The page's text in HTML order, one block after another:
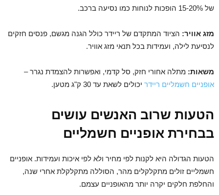
של 15-20% הופכות לנוחות כמו נסיעה ברכב.
מזג אוויר: הציוד המתקדם של ריידר כולל הגנה מגשם, פנסים חזקים
לנסיעת לילה, ועמידות בכל תנאי מזג אוויר.
משאות: מתלה אחורי חזק, סל קדמי, ואפשרות להצמדת נגרר –
אופניים חשמליים ריידר יכולים לשאת עד 30 ק"ג מטען.
הטעות שרוב האנשים עושים
בבחירת אופניים חשמליים
הטעות הגדולה היא לקנות לפי מחיר ולא לפי איכות ועמידות. אופניים
חשמליים זולים מתקלקלים מהר, הסוללה מתקלקלת אחרי שנה,
והחלפת חלקים יקרה יותר מהאופניים עצמם.